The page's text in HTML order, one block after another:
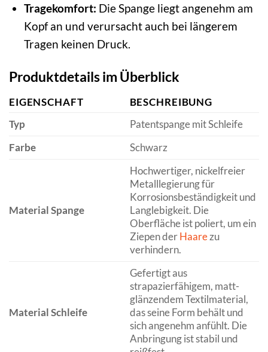
Tragekomfort: Die Spange liegt angenehm am
Kopf an und verursacht auch bei längerem
Tragen keinen Druck.
Produktdetails im Überblick
EIGENSCHAFT
BESCHREIBUNG
Typ
Patentspange mit Schleife
Farbe
Schwarz
Material Spange
Hochwertiger, nickelfreier
Metalllegierung für
Korrosionsbeständigkeit und
Langlebigkeit. Die
Oberfläche ist poliert, um ein
Ziepen derHaarezu
verhindern.
Material Schleife
Gefertigt aus
strapazierfähigem, matt-
glänzendem Textilmaterial,
das seine Form behält und
sich angenehm anfühlt. Die
Anbringung ist stabil und